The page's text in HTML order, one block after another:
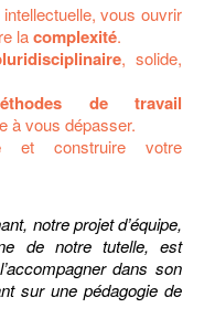
vous ouvrir
lacomplexité.
, solide,
de travail
à vous dépasser.
et construire votre
notre projet d’équipe,
de notre tutelle, est
dans son
sur une pédagogie de